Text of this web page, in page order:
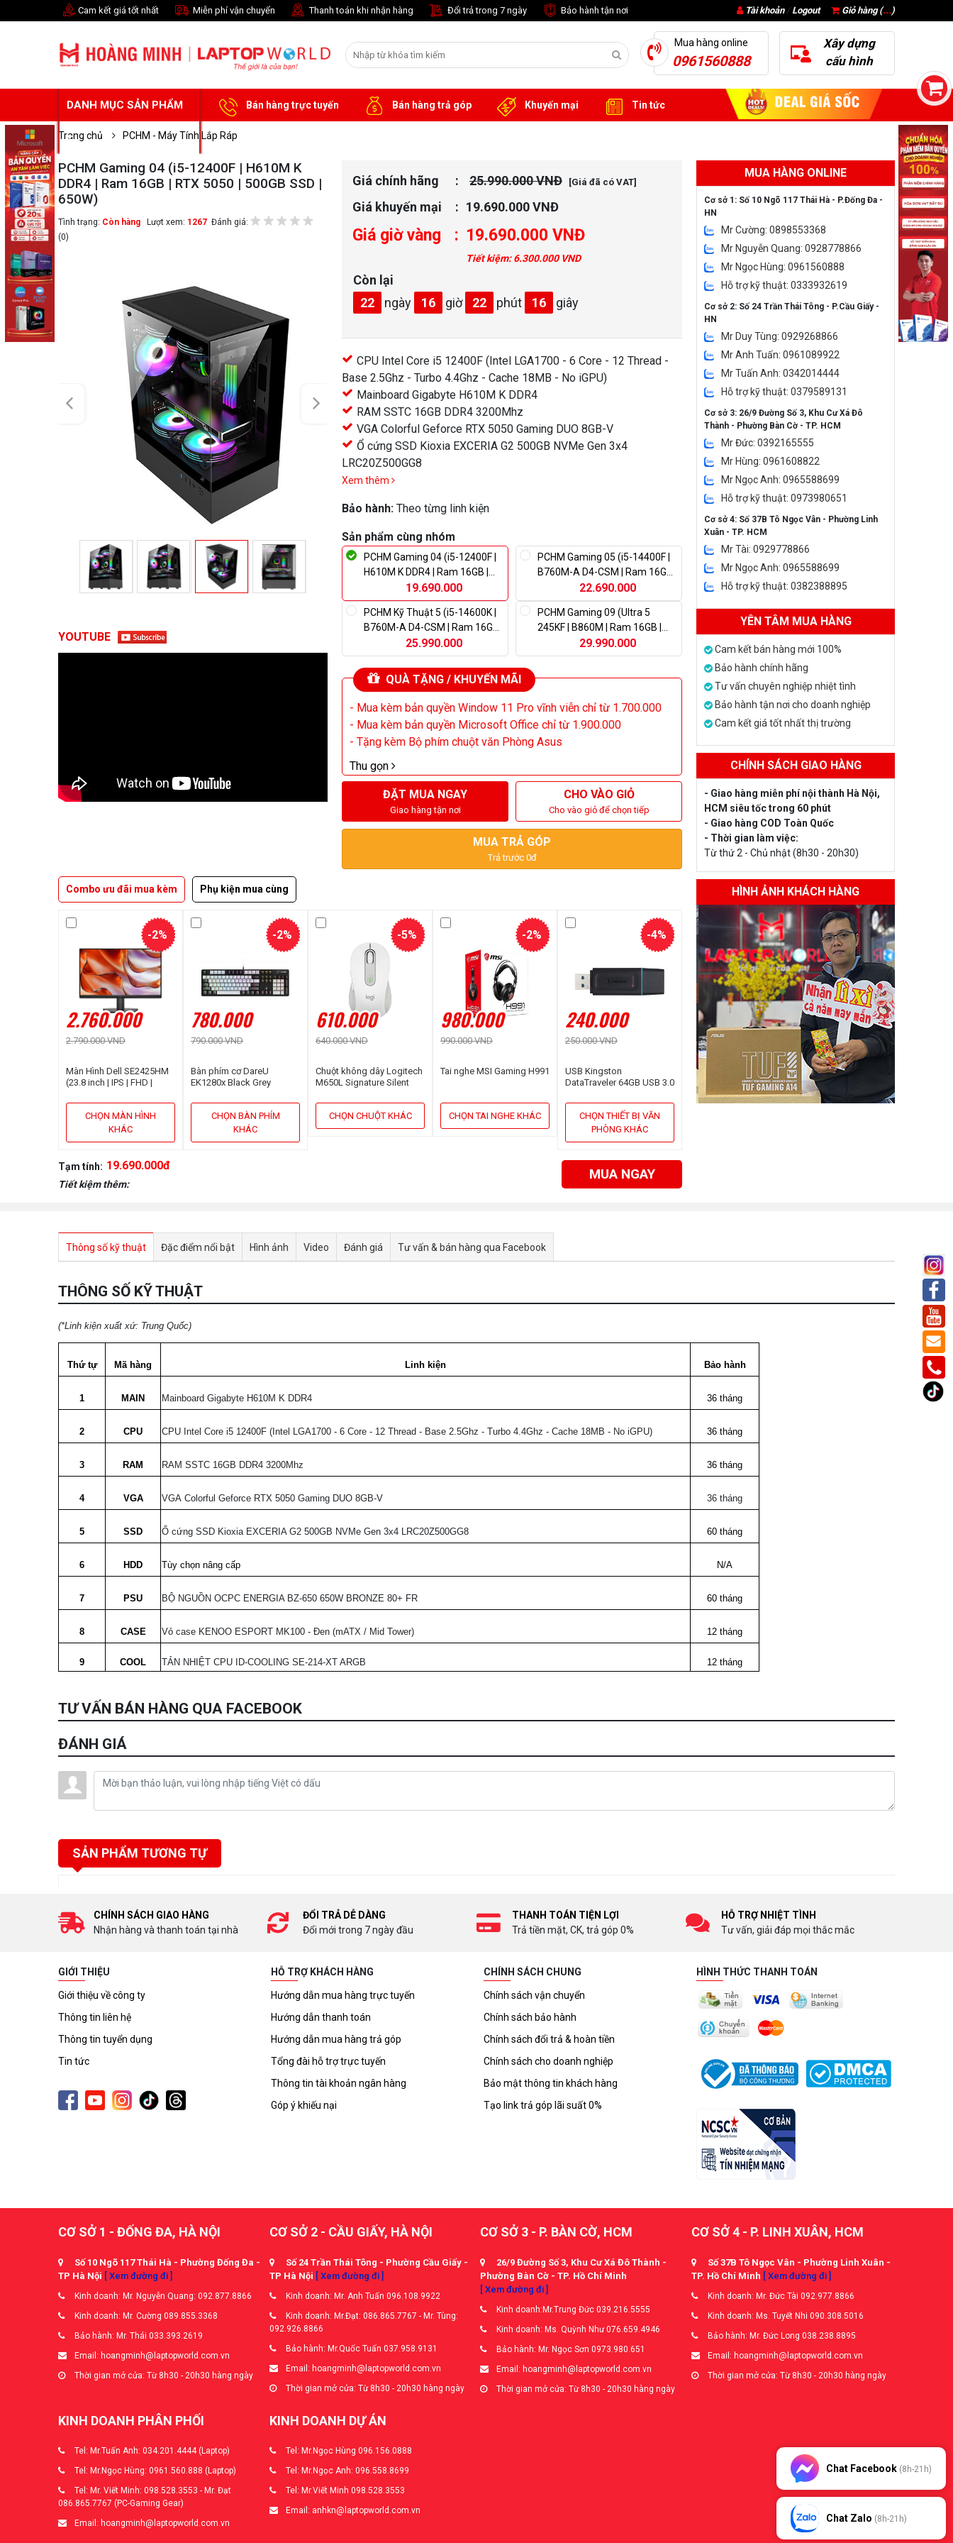
Cam kết giá tốt nhất Miễn phí vận chuyển Thanh toán khi nhận hàng Đổi trả trong 7 ngày Bảo hành tận nơi Giỏ hàng (...)
Tài khoản/ Logout
Mua hàng online
0961560888
Xây dựng
cấu hình
DANH MỤC SẢN PHẨM Bán hàng trực tuyến Bán hàng trả góp Khuyến mại Tin tức
Trang chủ PCHM - Máy Tính Lắp Ráp
PCHM Gaming 04 (i5-12400F | H610M K
DDR4 | Ram 16GB | RTX 5050 | 500GB SSD |
650W)
Tình trạng: Còn hàng Lượt xem: 1267 Đánh giá:
(0)
YOUTUBE
Giá chính hãng 25.990.000 VNĐ [Giá đã có VAT]
Giá khuyến mại 19.690.000 VNĐ
Giá giờ vàng 19.690.000 VNĐ
Tiết kiệm: 6.300.000 VND
Còn lại
22
ngày 16 giờ 22 phút 15 giây
CPU Intel Core i5 12400F (Intel LGA1700 - 6 Core - 12 Thread -
Base 2.5Ghz - Turbo 4.4Ghz - Cache 18MB - No iGPU)
Mainboard Gigabyte H610M K DDR4
RAM SSTC 16GB DDR4 3200Mhz
VGA Colorful Geforce RTX 5050 Gaming DUO 8GB-V
Ổ cứng SSD Kioxia EXCERIA G2 500GB NVMe Gen 3x4
LRC20Z500GG8
Xem thêm
Bảo hành: Theo từng linh kiện
Sản phẩm cùng nhóm
PCHM Gaming 04 (i5-12400F |
H610M K DDR4 | Ram 16GB |
RTX 5050 | 500GB SSD | 650W)
19.690.000
PCHM Gaming 05 (i5-14400F |
B760M-A D4-CSM | Ram 16GB |
RTX 5060 | 500GB SSD | 650W)
22.690.000
PCHM Kỹ Thuật 5 (i5-14600K |
B760M-A D4-CSM | Ram 16GB |
RTX 5060 Ti | 500GB SSD |
750W)
25.990.000
PCHM Gaming 09 (Ultra 5
245KF | B860M | Ram 16GB |
RTX 5060 Ti OC | 500GB SSD |
750W)
29.990.000
QUÀ TẶNG / KHUYẾN MÃI
- Tặng kèm Bộ phím chuột văn Phòng Asus
Thu gọn
ĐẶT MUA NGAY
Giao hàng tận nơi
CHO VÀO GIỎ
Cho vào giỏ để chọn tiếp
MUA TRẢ GÓP
Trả trước 0đ
Combo ưu đãi mua kèm Phụ kiện mua cùng
2.760.000
2.790.000 VND
-2%
Màn Hình Dell SE2425HM
(23.8 inch | IPS | FHD |
CHỌN MÀN HÌNH
KHÁC
780.000
790.000 VND
-2%
Bàn phím cơ DareU
EK1280x Black Grey
CHỌN BÀN PHÍM
KHÁC
610.000
640.000 VND
-5%
Chuột không dây Logitech
M650L Signature Silent
CHỌN CHUỘT KHÁC
980.000
990.000 VND
-2%
Tai nghe MSI Gaming H991
CHỌN TAI NGHE KHÁC
240.000
250.000 VND
-4%
USB Kingston
DataTraveler 64GB USB 3.0
CHỌN THIẾT BỊ VĂN
PHÒNG KHÁC
Tạm tính: 19.690.000đ
Tiết kiệm thêm:
MUA NGAY
MUA HÀNG ONLINE
Cơ sở 1: Số 10 Ngõ 117 Thái Hà - P.Đống Đa -
HN
Mr Cường: 0898553368
Mr Nguyễn Quang: 0928778866
Mr Ngọc Hùng: 0961560888
Hỗ trợ kỹ thuật: 0333932619
Cơ sở 2: Số 24 Trần Thái Tông - P.Cầu Giấy -
HN
Mr Duy Tùng: 0929268866
Mr Anh Tuấn: 0961089922
Mr Tuấn Anh: 0342014444
Hỗ trợ kỹ thuật: 0379589131
Cơ sở 3: 26/9 Đường Số 3, Khu Cư Xá Đô
Thành - Phường Bàn Cờ - TP. HCM
Mr Đức: 0392165555
Mr Hùng: 0961608822
Mr Ngọc Anh: 0965588699
Hỗ trợ kỹ thuật: 0973980651
Cơ sở 4: Số 37B Tô Ngọc Vân - Phường Linh
Xuân - TP. HCM
Mr Tài: 0929778866
Mr Ngọc Anh: 0965588699
Hỗ trợ kỹ thuật: 0382388895
YÊN TÂM MUA HÀNG
Cam kết bán hàng mới 100%
Bảo hành chính hãng
Tư vấn chuyên nghiệp nhiệt tình
Bảo hành tận nơi cho doanh nghiệp
Cam kết giá tốt nhất thị trường
CHÍNH SÁCH GIAO HÀNG
- Giao hàng miễn phí nội thành Hà Nội,
HCM siêu tốc trong 60 phút
- Giao hàng COD Toàn Quốc
- Thời gian làm việc:
Từ thứ 2 - Chủ nhật (8h30 - 20h30)
HÌNH ẢNH KHÁCH HÀNG
Thông số kỹ thuật Đặc điểm nổi bật Hình ảnh Video Đánh giá Tư vấn & bán hàng qua Facebook
THÔNG SỐ KỸ THUẬT
(*Linh kiện xuất xứ: Trung Quốc)
Thứ tự Mã hàng Linh kiện Bảo hành
1 MAIN Mainboard Gigabyte H610M K DDR4 36 tháng
2 CPU CPU Intel Core i5 12400F (Intel LGA1700 - 6 Core - 12 Thread - Base 2.5Ghz - Turbo 4.4Ghz - Cache 18MB - No iGPU) 36 tháng
3 RAM RAM SSTC 16GB DDR4 3200Mhz 36 tháng
4 VGA VGA Colorful Geforce RTX 5050 Gaming DUO 8GB-V 36 tháng
5 SSD Ổ cứng SSD Kioxia EXCERIA G2 500GB NVMe Gen 3x4 LRC20Z500GG8 60 tháng
6 HDD Tùy chọn nâng cấp N/A
7 PSU BỘ NGUỒN OCPC ENERGIA BZ-650 650W BRONZE 80+ FR 60 tháng
8 CASE Vỏ case KENOO ESPORT MK100 - Đen (mATX / Mid Tower) 12 tháng
9 COOL TẢN NHIỆT CPU ID-COOLING SE-214-XT ARGB 12 tháng
TƯ VẤN BÁN HÀNG QUA FACEBOOK
ĐÁNH GIÁ
SẢN PHẨM TƯƠNG TỰ
CHÍNH SÁCH GIAO HÀNG
Nhận hàng và thanh toán tại nhà
ĐỔI TRẢ DỄ DÀNG
Đổi mới trong 7 ngày đầu
THANH TOÁN TIỆN LỢI
Trả tiền mặt, CK, trả góp 0%
HỖ TRỢ NHIỆT TÌNH
Tư vấn, giải đáp mọi thắc mắc
GIỚI THIỆU
Giới thiệu về công ty
Thông tin liên hệ
Thông tin tuyển dụng
Tin tức
HỖ TRỢ KHÁCH HÀNG
Hướng dẫn mua hàng trực tuyến
Hướng dẫn thanh toán
Hướng dẫn mua hàng trả góp
Tổng đài hỗ trợ trực tuyến
Thông tin tài khoản ngân hàng
Góp ý khiếu nại
CHÍNH SÁCH CHUNG
Chính sách vận chuyển
Chính sách bảo hành
Chính sách đổi trả & hoàn tiền
Chính sách cho doanh nghiệp
Bảo mật thông tin khách hàng
Tạo link trả góp lãi suất 0%
HÌNH THỨC THANH TOÁN
CƠ SỞ 1 - ĐỐNG ĐA, HÀ NỘI
Số 10 Ngõ 117 Thái Hà - Phường Đống Đa -
TP Hà Nội [ Xem đường đi ]
Kinh doanh: Mr. Nguyễn Quang: 092.877.8866
Kinh doanh: Mr. Cường 089.855.3368
Bảo hành: Mr. Thái 033.393.2619
Email: hoangminh@laptopworld.com.vn
Thời gian mở cửa: Từ 8h30 - 20h30 hàng ngày
CƠ SỞ 2 - CẦU GIẤY, HÀ NỘI
Số 24 Trần Thái Tông - Phường Cầu Giấy -
TP Hà Nội [ Xem đường đi ]
Kinh doanh: Mr. Anh Tuấn 096.108.9922
Kinh doanh: Mr.Đạt: 086.865.7767 - Mr. Tùng:
092.926.8866
Bảo hành: Mr.Quốc Tuấn 037.958.9131
Email: hoangminh@laptopworld.com.vn
Thời gian mở cửa: Từ 8h30 - 20h30 hàng ngày
CƠ SỞ 3 - P. BÀN CỜ, HCM
26/9 Đường Số 3, Khu Cư Xá Đô Thành -
Phường Bàn Cờ - TP. Hồ Chí Minh
[ Xem đường đi ]
Kinh doanh:Mr.Trung Đức 039.216.5555
Kinh doanh: Ms. Quỳnh Như 076.659.4946
Bảo hành: Mr. Ngọc Sơn 0973.980.651
Email: hoangminh@laptopworld.com.vn
Thời gian mở cửa: Từ 8h30 - 20h30 hàng ngày
CƠ SỞ 4 - P. LINH XUÂN, HCM
Số 37B Tô Ngọc Vân - Phường Linh Xuân -
TP. Hồ Chí Minh [ Xem đường đi ]
Kinh doanh: Mr. Đức Tài 092.977.8866
Kinh doanh: Ms. Tuyết Nhi 090.308.5016
Bảo hành: Mr. Đức Long 038.238.8895
Email: hoangminh@laptopworld.com.vn
Thời gian mở cửa: Từ 8h30 - 20h30 hàng ngày
KINH DOANH PHÂN PHỐI
Tel: Mr.Tuấn Anh: 034.201.4444 (Laptop)
Tel: Mr.Ngọc Hùng: 0961.560.888 (Laptop)
Tel: Mr. Viết Minh: 098.528.3553 - Mr. Đạt
086.865.7767 (PC-Gaming Gear)
Email: hoangminh@laptopworld.com.vn
KINH DOANH DỰ ÁN
Tel: Mr.Ngọc Hùng 096.156.0888
Tel: Mr.Ngọc Anh: 096.558.8699
Tel: Mr.Viết Minh 098.528.3553
Email: anhkn@laptopworld.com.vn
Chat Facebook (8h-21h)
Chat Zalo (8h-21h)